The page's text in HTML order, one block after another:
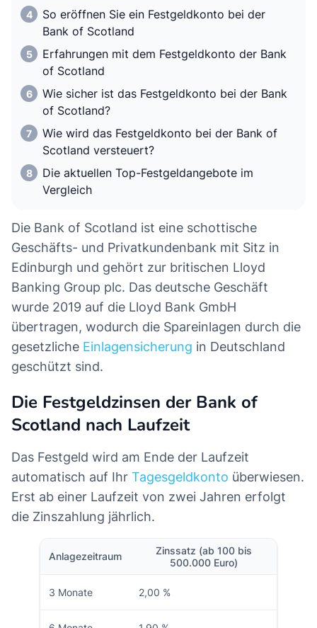
So eröffnen Sie ein Festgeldkonto bei der
Bank of Scotland
Erfahrungen mit dem Festgeldkonto der Bank
of Scotland
Wie sicher ist das Festgeldkonto bei der Bank
of Scotland?
Wie wird das Festgeldkonto bei der Bank of
Scotland versteuert?
Die aktuellen Top-Festgeldangebote im
Vergleich
Die Bank of Scotland ist eine schottische
Geschäfts- und Privatkundenbank mit Sitz in
Edinburgh und gehört zur britischen Lloyd
Banking Group plc. Das deutsche Geschäft
wurde 2019 auf die Lloyd Bank GmbH
übertragen, wodurch die Spareinlagen durch die
gesetzliche Einlagensicherung in Deutschland
geschützt sind.
Die Festgeldzinsen der Bank of
Scotland nach Laufzeit
Das Festgeld wird am Ende der Laufzeit
automatisch auf Ihr Tagesgeldkonto überwiesen.
Erst ab einer Laufzeit von zwei Jahren erfolgt
die Zinszahlung jährlich.
Anlagezeitraum
Zinssatz (ab 100 bis
500.000 Euro)
3 Monate 2,00 %